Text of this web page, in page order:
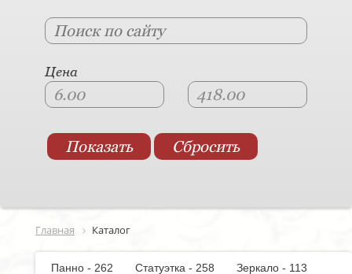
Цена
Главная Каталог
Панно - 262 Статуэтка - 258
Зеркало - 113